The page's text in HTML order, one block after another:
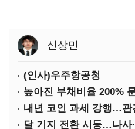
신상민
(인사)우주항공청
달 기지 전환 시동…나사